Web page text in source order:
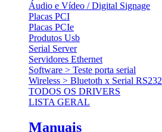
Áudio e Vídeo / Digital Signage
Placas PCI
Placas PCIe
Produtos Usb
Serial Server
Servidores Ethernet
Software > Teste porta serial
Wireless > Bluetoth x Serial RS232
TODOS OS DRIVERS
LISTA GERAL
Manuais